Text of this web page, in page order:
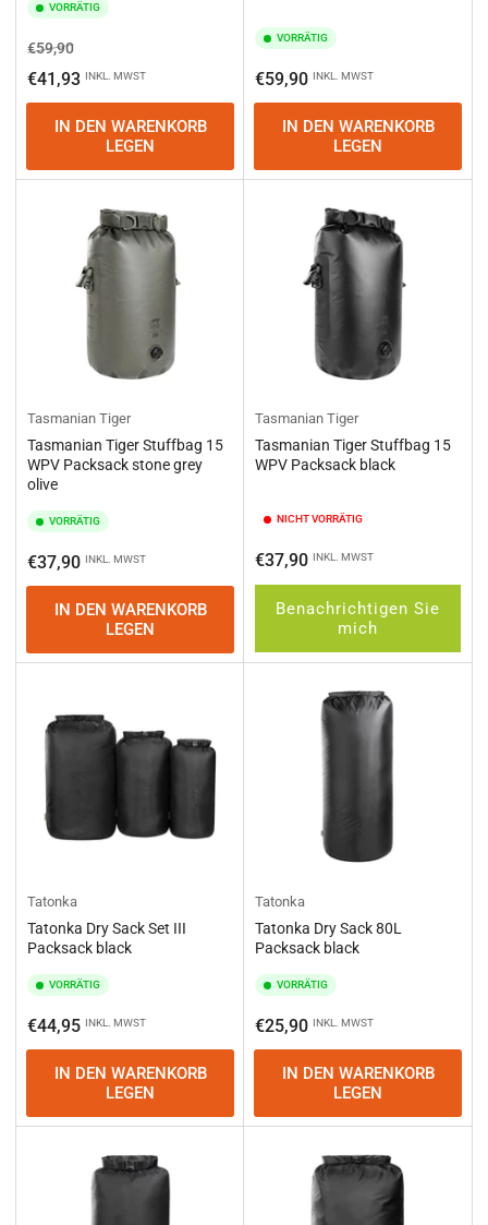
VORRÄTIG
Normaler
Preis
€59,90Ausverkaufspreis
€41,93 INKL. MWST
IN DEN WARENKORB
LEGEN
VORRÄTIG
Normaler
Preis
€59,90 INKL. MWST
IN DEN WARENKORB
LEGEN
Tasmanian Tiger
Tasmanian Tiger Stuffbag 15
WPV Packsack stone grey
olive
VORRÄTIG
Normaler
Preis
€37,90 INKL. MWST
IN DEN WARENKORB
LEGEN
Tasmanian Tiger
Tasmanian Tiger Stuffbag 15
WPV Packsack black
NICHT VORRÄTIG
Normaler
Preis
€37,90 INKL. MWST
Benachrichtigen Sie
mich
Tatonka
Tatonka Dry Sack Set III
Packsack black
VORRÄTIG
Normaler
Preis
€44,95 INKL. MWST
IN DEN WARENKORB
LEGEN
Tatonka
Tatonka Dry Sack 80L
Packsack black
VORRÄTIG
Normaler
Preis
€25,90 INKL. MWST
IN DEN WARENKORB
LEGEN